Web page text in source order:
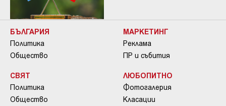
БЪЛГАРИЯ
Политика
Общество
СВЯТ
Политика
Общество
МАРКЕТИНГ
Реклама
ПР и събития
ЛЮБОПИТНО
Фотогалерия
Класации